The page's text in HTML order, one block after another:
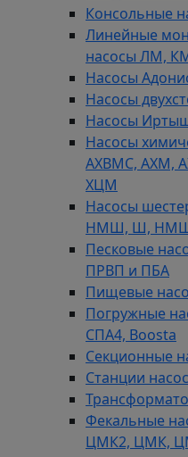
Консольные
Линейные
насосы ЛМ,
Насосы
Насосы
Насосы
Насосы
АХВМС, АХМ,
ХЦМ
Насосы
НМШ, Ш,
Песковые
ПРВП и ПБА
Пищевые
Погружные
СПА4, Boosta
Секционные
Станции
Фекальные
ЦМК2, ЦМК,